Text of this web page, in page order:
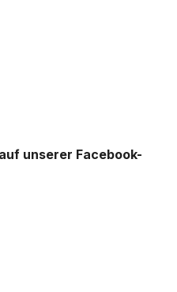
unserer Facebook-